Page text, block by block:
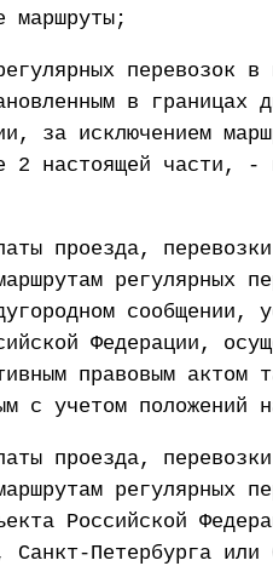
маршруты;
перевозок в
в границах
за исключением
2 настоящей части, -
проезда,
регулярных
сообщении,
Федерации,
правовым актом
с учетом положений
проезда,
регулярных
Российской
Санкт-Петербурга или